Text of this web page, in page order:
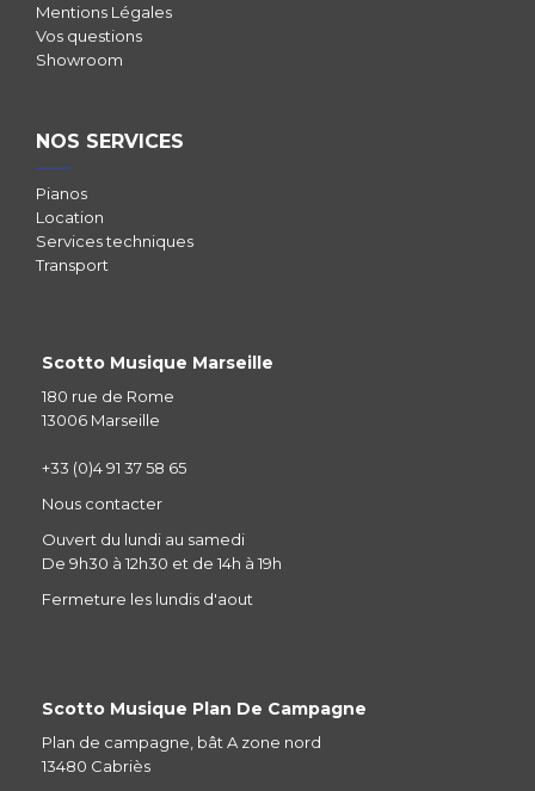
Mentions Légales
Vos questions
Showroom
NOS SERVICES
Pianos
Location
Services techniques
Transport
Scotto Musique Marseille
180 rue de Rome
13006 Marseille
+33 (0)4 91 37 58 65
Nous contacter
Ouvert du lundi au samedi
De 9h30 à 12h30 et de 14h à 19h
Fermeture les lundis d'aout
Scotto Musique Plan De Campagne
Plan de campagne, bât A zone nord
13480 Cabriès